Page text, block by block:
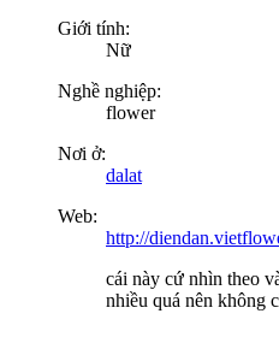
Giới tính:
Nữ
Nghề nghiệp:
flower
Nơi ở:
dalat
Web:
http://
cái này cứ nhìn theo
nhiều quá nên không